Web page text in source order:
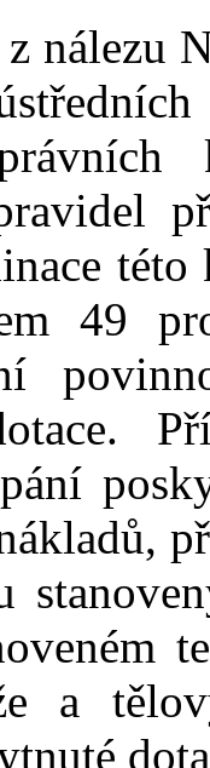
nálezu
49
a